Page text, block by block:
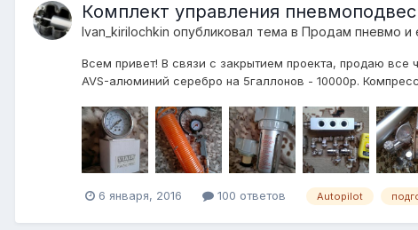
Комплект управления
Ivan_kirilochkin опубликовал тема в Продам пневмо и
Всем привет! В связи с закрытием проекта, продаю все
AVS-алюминий серебро на 5галлонов - 10000р.
6 января, 2016 100 ответов Autopilot